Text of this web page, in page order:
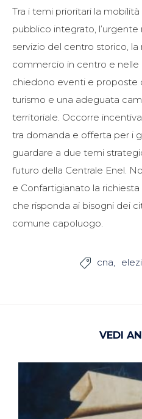
Tra i temi prioritari la
pubblico integrato,
servizio del centro storico,
commercio in centro e nelle
chiedono eventi e proposte
turismo e una adeguata
territoriale. Occorre
tra domanda e offerta per i
guardare a due temi
futuro della Centrale Enel.
e Confartigianato la
che risponda ai bisogni dei
comune capoluogo.
 cna
VEDI